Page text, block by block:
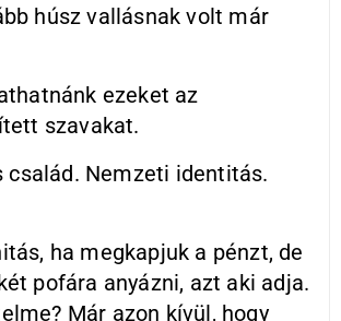
húsz vallásnak volt már
ezeket az
szavakat.
család. Nemzeti identitás.
ha megkapjuk a pénzt, de
pofára anyázni, azt aki adja.
Már azon kívül, hogy